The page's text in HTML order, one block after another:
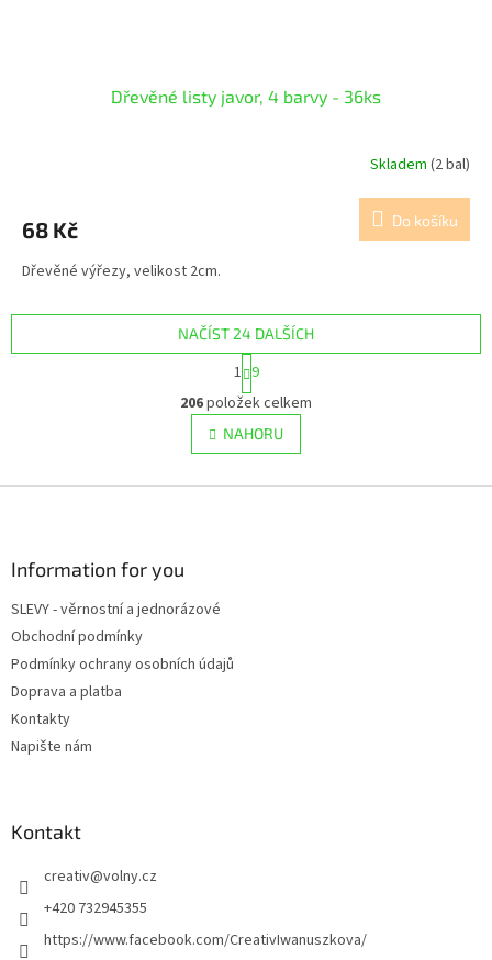
Dřevěné listy javor, 4 barvy - 36ks
Skladem (2 bal)
68 Kč Do košíku
Dřevěné výřezy, velikost 2cm.
O
v
l
á
NAČÍST 24 DALŠÍCH
S
t
r
á
n
k
v
1 9
206položek celkem
NAHORU
Information for you
SLEVY - věrnostní a jednorázové
Obchodní podmínky
Podmínky ochrany osobních údajů
Doprava a platba
Kontakty
Napište nám
Kontakt
creativ@volny.cz
+420 732945355
https://www.facebook.com/CreativIwanuszkova/